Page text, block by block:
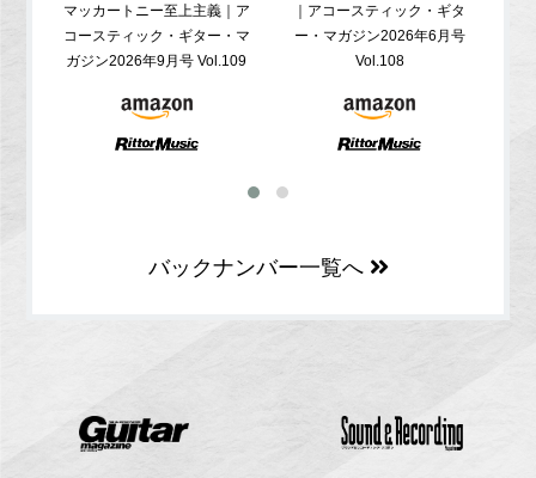
マッカートニー至上主義｜ア
コースティック・ギター・マ
ガジン2026年9月号 Vol.109
｜アコースティック・ギタ
ー・マガジン2026年6月号
Vol.108
バックナンバー一覧へ